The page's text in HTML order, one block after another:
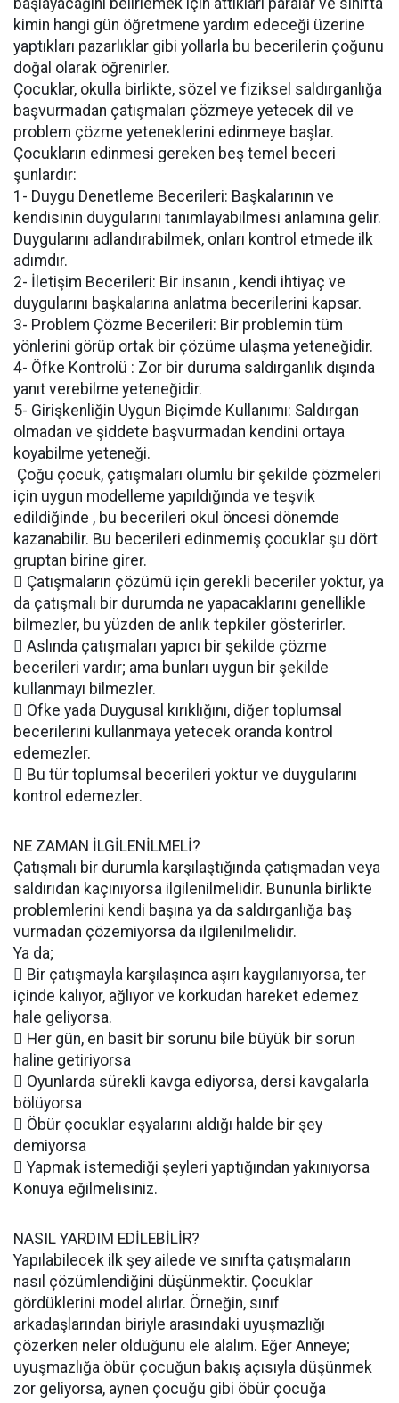
başlayacağını belirlemek için attıkları paralar ve sınıfta
kimin hangi gün öğretmene yardım edeceği üzerine
yaptıkları pazarlıklar gibi yollarla bu becerilerin çoğunu
doğal olarak öğrenirler.
Çocuklar, okulla birlikte, sözel ve fiziksel saldırganlığa
başvurmadan çatışmaları çözmeye yetecek dil ve
problem çözme yeteneklerini edinmeye başlar.
Çocukların edinmesi gereken beş temel beceri
şunlardır:
1- Duygu Denetleme Becerileri: Başkalarının ve
kendisinin duygularını tanımlayabilmesi anlamına gelir.
Duygularını adlandırabilmek, onları kontrol etmede ilk
adımdır.
2- İletişim Becerileri: Bir insanın , kendi ihtiyaç ve
duygularını başkalarına anlatma becerilerini kapsar.
3- Problem Çözme Becerileri: Bir problemin tüm
yönlerini görüp ortak bir çözüme ulaşma yeteneğidir.
4- Öfke Kontrolü : Zor bir duruma saldırganlık dışında
yanıt verebilme yeteneğidir.
5- Girişkenliğin Uygun Biçimde Kullanımı: Saldırgan
olmadan ve şiddete başvurmadan kendini ortaya
koyabilme yeteneği.
Çoğu çocuk, çatışmaları olumlu bir şekilde çözmeleri
için uygun modelleme yapıldığında ve teşvik
edildiğinde , bu becerileri okul öncesi dönemde
kazanabilir. Bu becerileri edinmemiş çocuklar şu dört
gruptan birine girer.
 Çatışmaların çözümü için gerekli beceriler yoktur, ya
da çatışmalı bir durumda ne yapacaklarını genellikle
bilmezler, bu yüzden de anlık tepkiler gösterirler.
 Aslında çatışmaları yapıcı bir şekilde çözme
becerileri vardır; ama bunları uygun bir şekilde
kullanmayı bilmezler.
 Öfke yada Duygusal kırıklığını, diğer toplumsal
becerilerini kullanmaya yetecek oranda kontrol
edemezler.
 Bu tür toplumsal becerileri yoktur ve duygularını
kontrol edemezler.
NE ZAMAN İLGİLENİLMELİ?
Çatışmalı bir durumla karşılaştığında çatışmadan veya
saldırıdan kaçınıyorsa ilgilenilmelidir. Bununla birlikte
problemlerini kendi başına ya da saldırganlığa baş
vurmadan çözemiyorsa da ilgilenilmelidir.
Ya da;
 Bir çatışmayla karşılaşınca aşırı kaygılanıyorsa, ter
içinde kalıyor, ağlıyor ve korkudan hareket edemez
hale geliyorsa.
 Her gün, en basit bir sorunu bile büyük bir sorun
haline getiriyorsa
 Oyunlarda sürekli kavga ediyorsa, dersi kavgalarla
bölüyorsa
 Öbür çocuklar eşyalarını aldığı halde bir şey
demiyorsa
 Yapmak istemediği şeyleri yaptığından yakınıyorsa
Konuya eğilmelisiniz.
NASIL YARDIM EDİLEBİLİR?
Yapılabilecek ilk şey ailede ve sınıfta çatışmaların
nasıl çözümlendiğini düşünmektir. Çocuklar
gördüklerini model alırlar. Örneğin, sınıf
arkadaşlarından biriyle arasındaki uyuşmazlığı
çözerken neler olduğunu ele alalım. Eğer Anneye;
uyuşmazlığa öbür çocuğun bakış açısıyla düşünmek
zor geliyorsa, aynen çocuğu gibi öbür çocuğa